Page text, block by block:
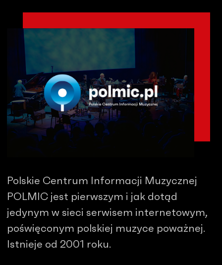
Polskie Centrum Informacji Muzycznej
POLMIC jest pierwszym i jak dotąd
jedynym w sieci serwisem internetowym,
poświęconym polskiej muzyce poważnej.
Istnieje od 2001 roku.